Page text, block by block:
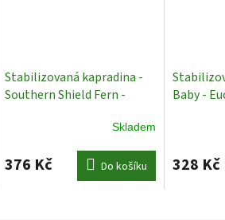
Stabilizovaná kapradina -
Southern Shield Fern -
Stabilizované rostlinySkladem
376 Kč Do košíku
Baby -
328 Kč